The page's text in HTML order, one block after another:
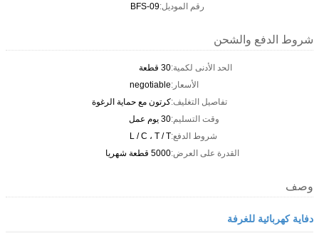
رقم الموديل:BFS-09
شروط الدفع والشحن
الحد الأدنى لكمية:30 قطعة
الأسعار:negotiable
تفاصيل التغليف:كرتون مع حماية الرغوة
وقت التسليم:30 يوم عمل
شروط الدفع:L / C ، T / T
القدرة على العرض:5000 قطعة شهريا
وصف
دفاية كهربائية للغرفة